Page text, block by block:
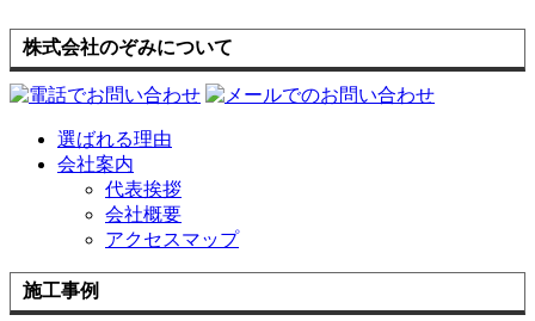
株式会社のぞみについて
選ばれる理由
会社案内
代表挨拶
会社概要
アクセスマップ
施工事例